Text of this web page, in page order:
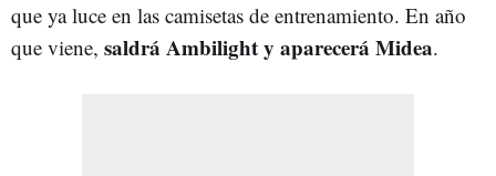
que ya luce en las camisetas de entrenamiento. En año
que viene, saldrá Ambilight y aparecerá Midea.